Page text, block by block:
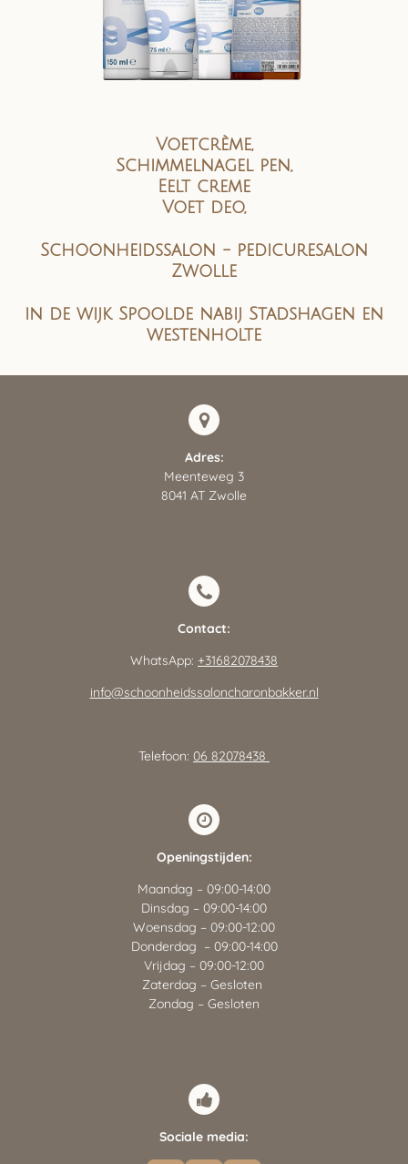
Voetcrème,
Schimmelnagel pen,
Eelt creme
Voet deo,
Schoonheidssalon - pedicuresalon
Zwolle
in de wijk Spoolde nabij Stadshagen en
westenholte
Adres:
Meenteweg 3
8041 AT Zwolle
Contact:
WhatsApp: +31682078438
info@schoonheidssaloncharonbakker.nl
Telefoon: 06 82078438
Openingstijden:
Maandag – 09:00-14:00
Dinsdag – 09:00-14:00
Woensdag – 09:00-12:00
Donderdag – 09:00-14:00
Vrijdag – 09:00-12:00
Zaterdag – Gesloten
Zondag – Gesloten
Sociale media: